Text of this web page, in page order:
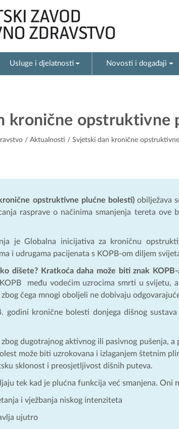
Usluge i djelatnosti Novosti i događaji
kronične opstruktivne
/ Aktualnosti / Svjetski dan kronične
opstruktivne plućne bolesti)obilježava
rasprave o načinima smanjenja tereta ove
je Globalna inicijativa za kroničnu
i udrugama pacijenata s KOPB-om diljem
dišete? Kratkoća daha može biti znak KOPB-
među vodećim uzrocima smrti u svijetu,
čega mnogi oboljeli ne dobivaju
godini kronične bolesti donjega dišnog
zbog dugotrajnog aktivnog ili pasivnog pušenja,
može biti uzrokovana i izlaganjem štetnim
sklonost i preosjetljivost dišnih puteva.
tek kad je plućna funkcija već smanjena. Oni
i vježbanja niskog intenziteta
ujutro